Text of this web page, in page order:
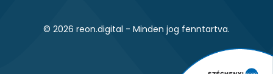
© 2026 reon.digital - Minden jog fenntartva.